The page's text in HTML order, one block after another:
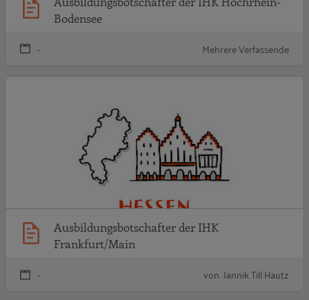
Bodensee
- Mehrere Verfassende
Ausbildungsbotschafter der IHK
Frankfurt/Main
- von Jannik Till Hautz